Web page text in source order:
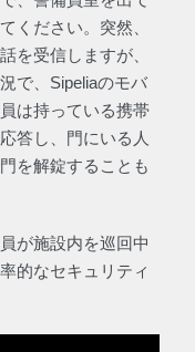
ください。突然、
を受信しますが、
で、Sipeliaのモバ
は持っている携帯
答し、門にいる人
を解錠することも
が施設内を巡回中
的なセキュリティ